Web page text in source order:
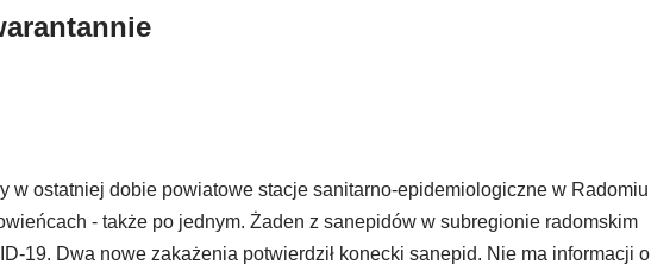
w ostatniej dobie powiatowe stacje sanitarno-epidemiologiczne w Radomiu
- także po jednym. Żaden z sanepidów w subregionie radomskim
19. Dwa nowe zakażenia potwierdził konecki sanepid. Nie ma informacji o